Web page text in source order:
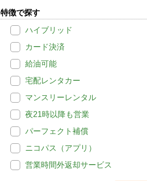
特徴で探す
ハイブリッド
カード決済
給油可能
宅配レンタカー
マンスリーレンタル
夜21時以降も営業
パーフェクト補償
ニコパス（アプリ）
営業時間外返却サービス